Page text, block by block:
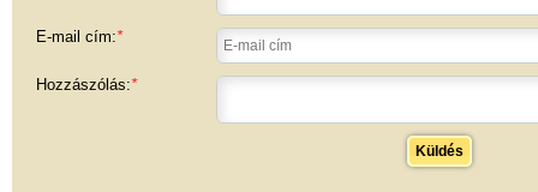
E-mail cím:*
Hozzászólás:*
Küldés